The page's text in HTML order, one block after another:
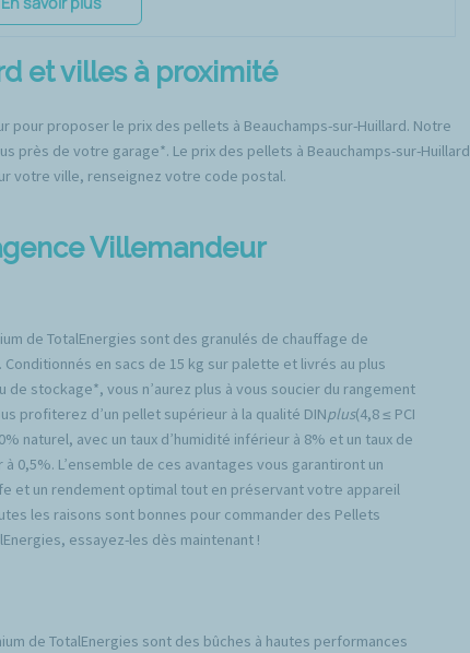
et villes à proximité
pour proposer le prix des pellets à Beauchamps-sur-Huillard. Notre
près de votre garage*. Le prix des pellets à Beauchamps-sur-Huillard
votre ville, renseignez votre code postal.
Villemandeur
de TotalEnergies sont des granulés de chauffage de
en sacs de 15 kg sur palette et livrés au plus
de stockage*, vous n’aurez plus à vous soucier du rangement
profiterez d’un pellet supérieur à la qualité DINplus(4,8 ≤ PCI
naturel, avec un taux d’humidité inférieur à 8% et un taux de
0,5%. L’ensemble de ces avantages vous garantiront un
et un rendement optimal tout en préservant votre appareil
les raisons sont bonnes pour commander des Pellets
essayez-les dès maintenant !
de TotalEnergies sont des bûches à hautes performances